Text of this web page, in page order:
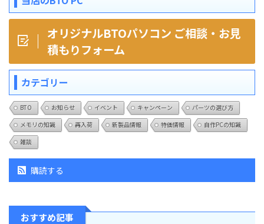
オリジナルBTOパソコン ご相談・お見
積もりフォーム
カテゴリー
BTO お知らせ イベント キャンペーン
パーツの選び方
メモリの知識
再入荷 新製品情報 特価情報
自作PCの知識
雑談
購読する
おすすめ記事